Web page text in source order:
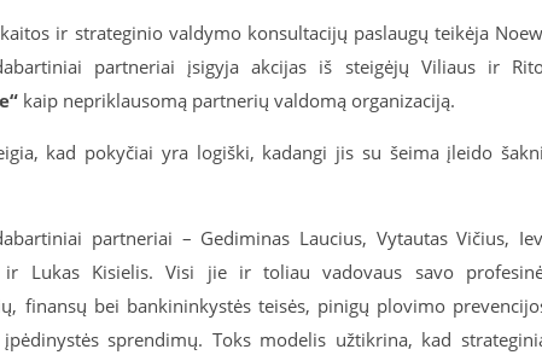
ir strateginio valdymo konsultacijų paslaugų teikėja
partneriai įsigyja akcijas iš steigėjų Viliaus ir
kaip nepriklausomą partnerių valdomą organizaciją.
kad pokyčiai yra logiški, kadangi jis su šeima įleido
partneriai – Gediminas Laucius, Vytautas Vičius,
ir Lukas Kisielis. Visi jie ir toliau vadovaus savo
finansų bei bankininkystės teisės, pinigų plovimo
sprendimų. Toks modelis užtikrina, kad